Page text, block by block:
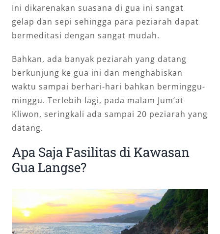
Ini dikarenakan suasana di gua ini sangat
gelap dan sepi sehingga para peziarah dapat
bermeditasi dengan sangat mudah.
Bahkan, ada banyak peziarah yang datang
berkunjung ke gua ini dan menghabiskan
waktu sampai berhari-hari bahkan berminggu-
minggu. Terlebih lagi, pada malam Jum’at
Kliwon, seringkali ada sampai 20 peziarah yang
datang.
Apa Saja Fasilitas di Kawasan
Gua Langse?